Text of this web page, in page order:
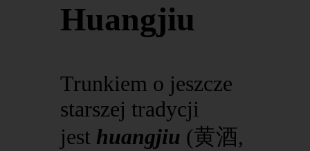
Huangjiu
Trunkiem o jeszcze
starszej tradycji
jest huangjiu (黄酒,